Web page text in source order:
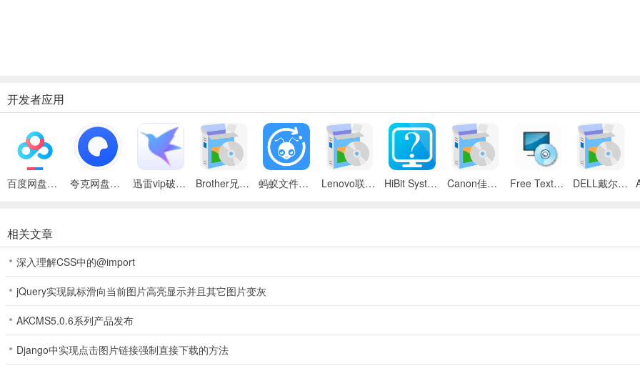
开发者应用
百度网盘绿色免安装Pc电脑版 夸克网盘官方正式版 迅雷vip破解版永久会员2024版 Brother兄弟 MFC-8480DN多功能一体机ISIS驱动 蚂蚁文件（数据恢复大师） Lenovo联想 ThinkPad SL300/SL400/SL500笔记本BIOS HiBit System Information(系统信息检测工具) Canon佳能 iR 2545i数码复合机UFR II驱动 Free Text to Speech DELL戴尔 Inspiron 11z笔记本触摸板驱动
相关文章
深入理解CSS中的@import
jQuery实现鼠标滑向当前图片高亮显示并且其它图片变灰
AKCMS5.0.6系列产品发布
Django中实现点击图片链接强制直接下载的方法